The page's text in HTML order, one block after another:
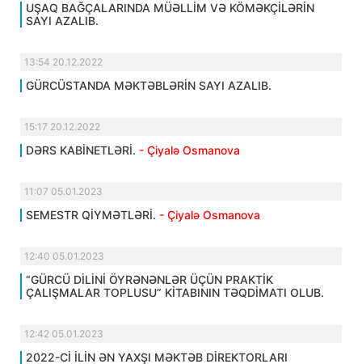
UŞAQ BAĞÇALARINDA MÜƏLLİM VƏ KÖMƏKÇİLƏRİN
SAYI AZALIB.
13:54 20.12.2022
GÜRCÜSTANDA MƏKTƏBLƏRİN SAYI AZALIB.
15:17 20.12.2022
DƏRS KABİNETLƏRİ. - Çiyalə Osmanova
11:07 05.01.2023
SEMESTR QİYMƏTLƏRİ. - Çiyalə Osmanova
12:40 05.01.2023
“GÜRCÜ DİLİNİ ÖYRƏNƏNLƏR ÜÇÜN PRAKTİK
ÇALIŞMALAR TOPLUSU” KİTABININ TƏQDİMATI OLUB.
12:42 05.01.2023
2022-Cİ İLİN ƏN YAXŞI MƏKTƏB DİREKTORLARI